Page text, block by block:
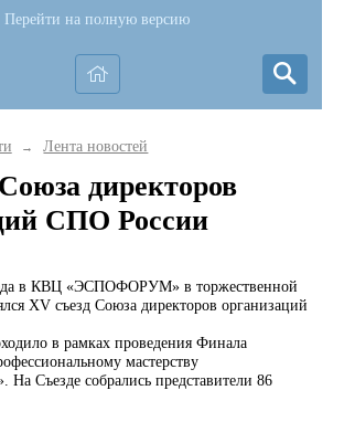
Перейти на полную версию
→ Лента новостей
директоров
СПО России
в КВЦ «ЭСПОФОРУМ» в торжественной
XV съезд Союза директоров организаций
в рамках проведения Финала
мастерству
На Съезде собрались представители 86